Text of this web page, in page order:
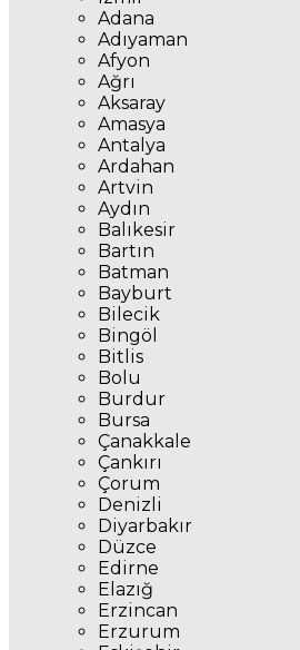
Adana
Adıyaman
Afyon
Ağrı
Aksaray
Amasya
Antalya
Ardahan
Artvin
Aydın
Balıkesir
Bartın
Batman
Bayburt
Bilecik
Bingöl
Bitlis
Bolu
Burdur
Bursa
Çanakkale
Çankırı
Çorum
Denizli
Diyarbakır
Düzce
Edirne
Elazığ
Erzincan
Erzurum